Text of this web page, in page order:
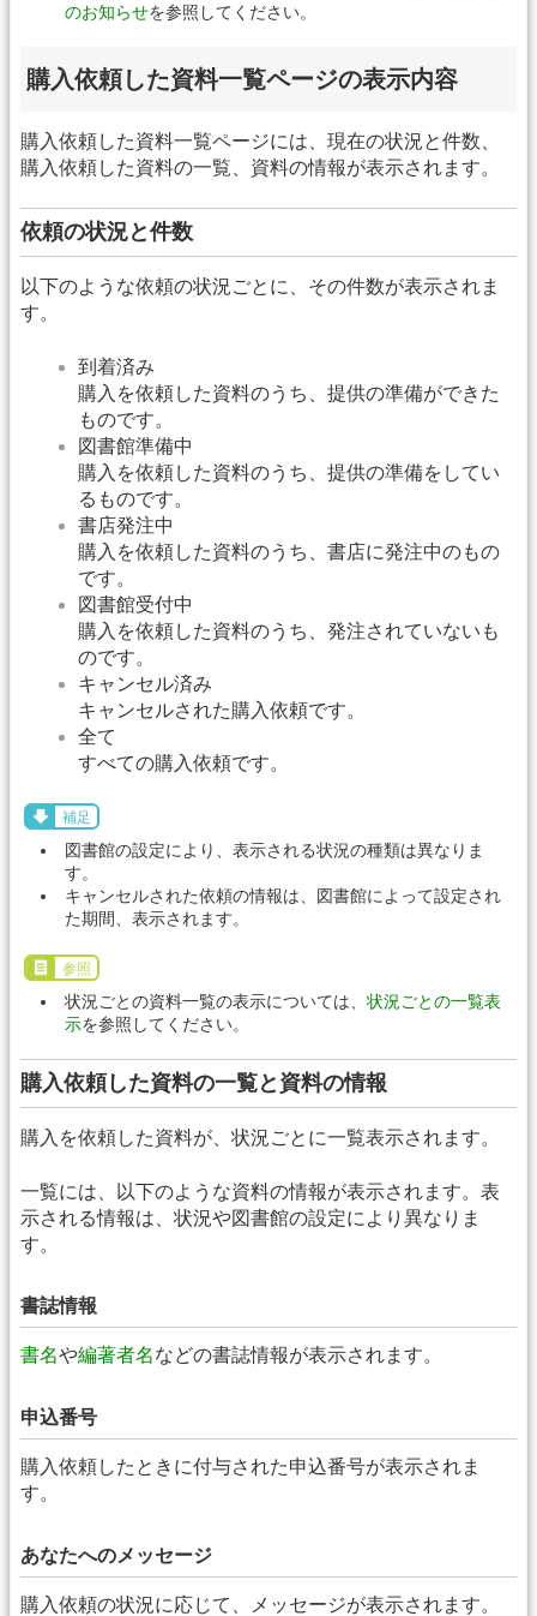
のお知らせを参照してください。
購入依頼した資料一覧ページの表示内容
購入依頼した資料一覧ページには、現在の状況と件数、
購入依頼した資料の一覧、資料の情報が表示されます。
依頼の状況と件数
以下のような依頼の状況ごとに、その件数が表示されま
す。
到着済み
購入を依頼した資料のうち、提供の準備ができた
ものです。
図書館準備中
購入を依頼した資料のうち、提供の準備をしてい
るものです。
書店発注中
購入を依頼した資料のうち、書店に発注中のもの
です。
図書館受付中
購入を依頼した資料のうち、発注されていないも
のです。
キャンセル済み
キャンセルされた購入依頼です。
全て
すべての購入依頼です。
補足
図書館の設定により、表示される状況の種類は異なりま
す。
キャンセルされた依頼の情報は、図書館によって設定され
た期間、表示されます。
参照
状況ごとの資料一覧の表示については、 状況ごとの一覧表
示を参照してください。
購入依頼した資料の一覧と資料の情報
購入を依頼した資料が、状況ごとに一覧表示されます。
一覧には、以下のような資料の情報が表示されます。表
示される情報は、状況や図書館の設定により異なりま
す。
書誌情報
書名や編著者名などの書誌情報が表示されます。
申込番号
購入依頼したときに付与された申込番号が表示されま
す。
あなたへのメッセージ
購入依頼の状況に応じて、メッセージが表示されます。